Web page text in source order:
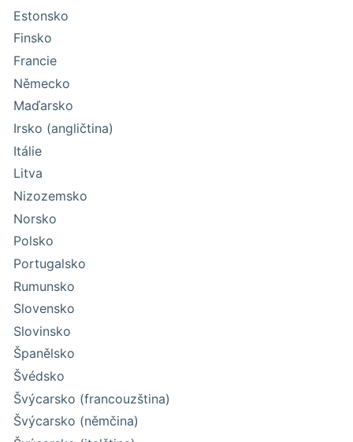
Estonsko
Finsko
Francie
Německo
Maďarsko
Irsko (angličtina)
Itálie
Litva
Nizozemsko
Norsko
Polsko
Portugalsko
Rumunsko
Slovensko
Slovinsko
Španělsko
Švédsko
Švýcarsko (francouzština)
Švýcarsko (němčina)